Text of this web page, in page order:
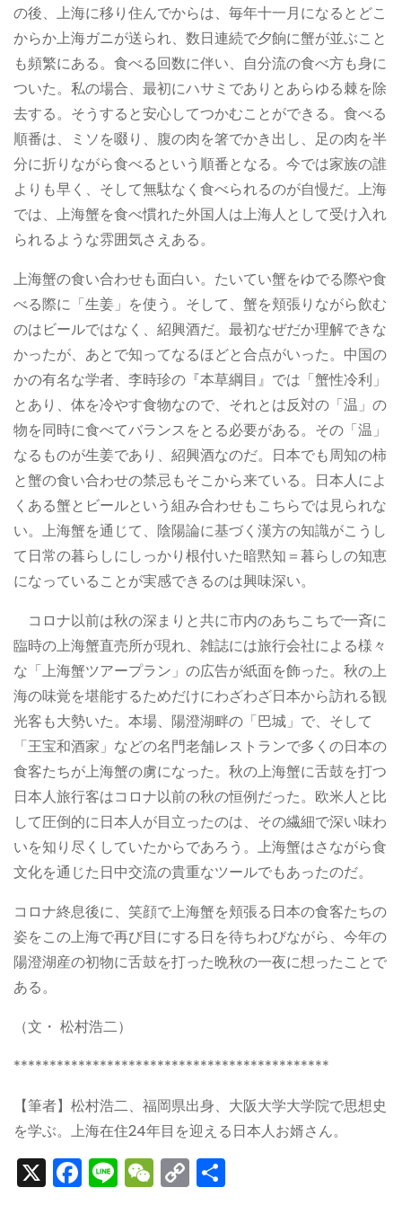
の後、上海に移り住んでからは、毎年十一月になるとどこ
からか上海ガニが送られ、数日連続で夕餉に蟹が並ぶこと
も頻繁にある。食べる回数に伴い、自分流の食べ方も身に
ついた。私の場合、最初にハサミでありとあらゆる棘を除
去する。そうすると安心してつかむことができる。食べる
順番は、ミソを啜り、腹の肉を箸でかき出し、足の肉を半
分に折りながら食べるという順番となる。今では家族の誰
よりも早く、そして無駄なく食べられるのが自慢だ。上海
では、上海蟹を食べ慣れた外国人は上海人として受け入れ
られるような雰囲気さえある。
上海蟹の食い合わせも面白い。たいてい蟹をゆでる際や食
べる際に「生姜」を使う。そして、蟹を頬張りながら飲む
のはビールではなく、紹興酒だ。最初なぜだか理解できな
かったが、あとで知ってなるほどと合点がいった。中国の
かの有名な学者、李時珍の『本草綱目』では「蟹性冷利」
とあり、体を冷やす食物なので、それとは反対の「温」の
物を同時に食べてバランスをとる必要がある。その「温」
なるものが生姜であり、紹興酒なのだ。日本でも周知の柿
と蟹の食い合わせの禁忌もそこから来ている。日本人によ
くある蟹とビールという組み合わせもこちらでは見られな
い。上海蟹を通じて、陰陽論に基づく漢方の知識がこうし
て日常の暮らしにしっかり根付いた暗黙知＝暮らしの知恵
になっていることが実感できるのは興味深い。
コロナ以前は秋の深まりと共に市内のあちこちで一斉に
臨時の上海蟹直売所が現れ、雑誌には旅行会社による様々
な「上海蟹ツアープラン」の広告が紙面を飾った。秋の上
海の味覚を堪能するためだけにわざわざ日本から訪れる観
光客も大勢いた。本場、陽澄湖畔の「巴城」で、そして
「王宝和酒家」などの名門老舗レストランで多くの日本の
食客たちが上海蟹の虜になった。秋の上海蟹に舌鼓を打つ
日本人旅行客はコロナ以前の秋の恒例だった。欧米人と比
して圧倒的に日本人が目立ったのは、その繊細で深い味わ
いを知り尽くしていたからであろう。上海蟹はさながら食
文化を通じた日中交流の貴重なツールでもあったのだ。
コロナ終息後に、笑顔で上海蟹を頬張る日本の食客たちの
姿をこの上海で再び目にする日を待ちわびながら、今年の
陽澄湖産の初物に舌鼓を打った晩秋の一夜に想ったことで
ある。
（文・ 松村浩二）
********************************************
【筆者】松村浩二、福岡県出身、大阪大学大学院で思想史
を学ぶ。上海在住24年目を迎える日本人お婿さん。
X F Li W C